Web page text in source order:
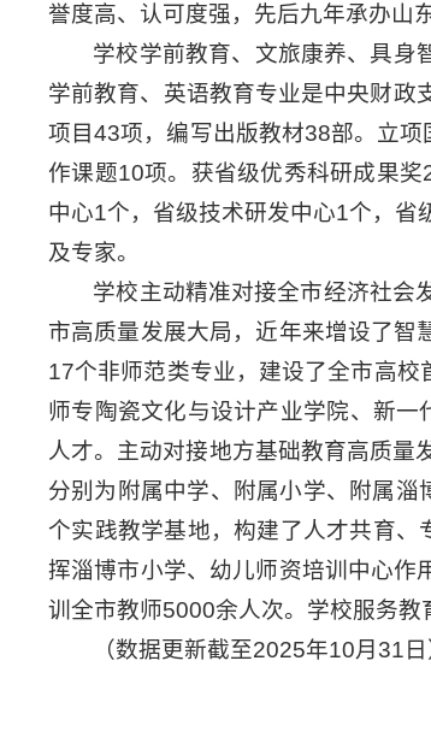
誉度高、认可度强，先后九年承办山
学校学前教育、文旅康养、具身
学前教育、英语教育专业是中央财政
项目43项，编写出版教材38部。立
作课题10项。获省级优秀科研成果
中心1个，省级技术研发中心1个，
及专家。
学校主动精准对接全市经济社会
市高质量发展大局，近年来增设了智
17个非师范类专业，建设了全市高
师专陶瓷文化与设计产业学院、新
人才。主动对接地方基础教育高质量
分别为附属中学、附属小学、附属
个实践教学基地，构建了人才共育、
挥淄博市小学、幼儿师资培训中心作
训全市教师5000余人次。学校服务教
（数据更新截至2025年10月31日